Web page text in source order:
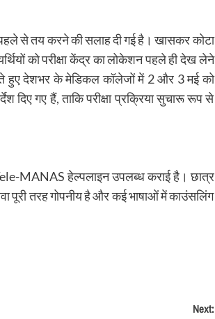
से तय करने की सलाह दी गई है। खासकर कोटा
को परीक्षा केंद्र का लोकेशन पहले ही देख लेने
हुए देशभर के मेडिकल कॉलेजों में 2 और 3 मई को
दिए गए हैं, ताकि परीक्षा प्रक्रिया सुचारू रूप से
MANASहेल्पलाइन उपलब्ध कराई है। छात्र
तरह गोपनीय है और कई भाषाओं में काउंसलिंग
Next: